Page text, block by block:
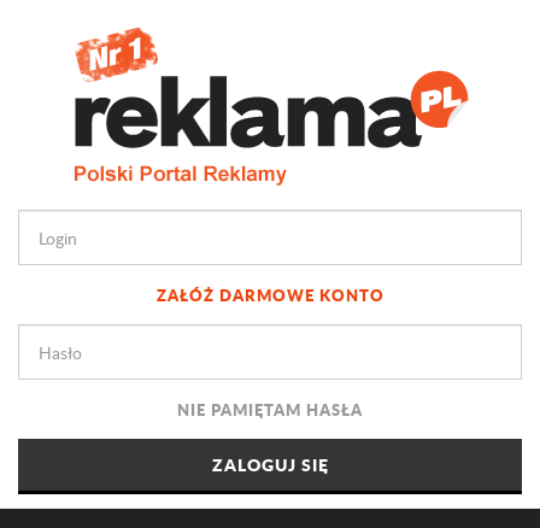
ZAŁÓŻ DARMOWE KONTO
NIE PAMIĘTAM HASŁA